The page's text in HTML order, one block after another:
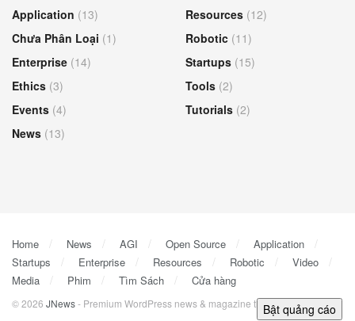
Application (13)
Chưa Phân Loại (1)
Enterprise (14)
Ethics (3)
Events (4)
News (13)
Resources (12)
Robotic (11)
Startups (15)
Tools (2)
Tutorials (2)
Home News AGI Open Source
Application
Startups
Enterprise Resources Robotic
Video
Media
Phim Tìm Sách Cửa hàng
© 2026 JNews- Premium WordPress news & magazine theme byJegtheme.
Bật quảng cáo